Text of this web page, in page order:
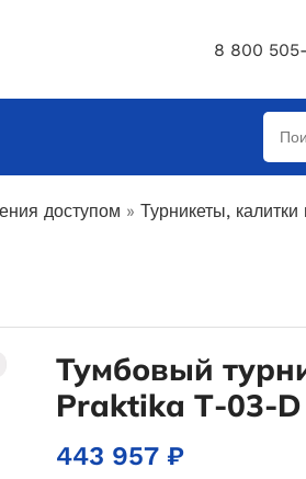
8 800
доступом » Турникеты,
Тумбовый
Praktika Т-03-D
443 957 ₽